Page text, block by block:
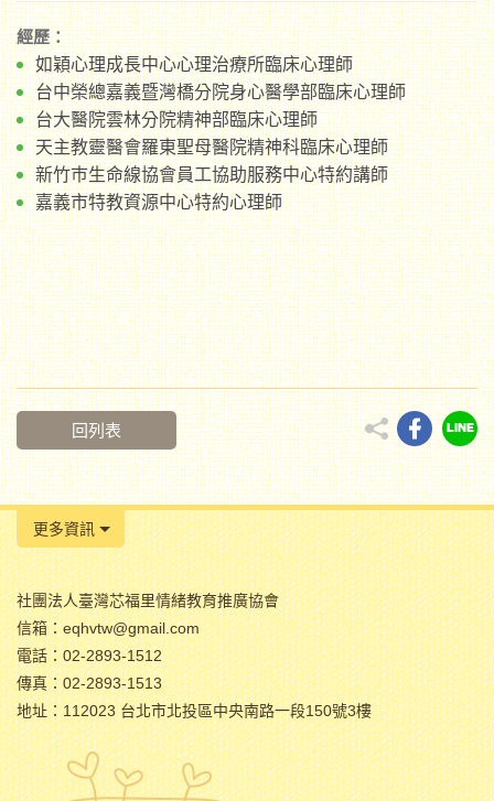
經歷：
如穎心理成長中心心理治療所臨床心理師
台中榮總嘉義暨灣橋分院身心醫學部臨床心理師
台大醫院雲林分院精神部臨床心理師
天主教靈醫會羅東聖母醫院精神科臨床心理師
新竹巿生命線協會員工協助服務中心特約講師
嘉義市特教資源中心特約心理師
回列表
更多資訊
社團法人臺灣芯福里情緒教育推廣協會
信箱：eqhvtw@gmail.com
電話：02-2893-1512
傳真：02-2893-1513
地址：112023 台北市北投區中央南路一段150號3樓